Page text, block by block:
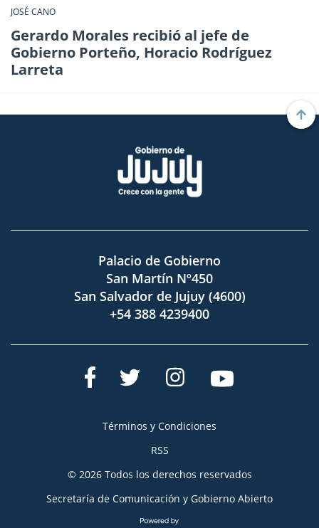
JOSÉ CANO
Gerardo Morales recibió al jefe de
Gobierno Porteño, Horacio Rodríguez
Larreta
Palacio de Gobierno
San Martín Nº450
San Salvador de Jujuy (4600)
+54 388 4239400
Términos y Condiciones
RSS
© 2026 Todos los derechos reservados
Secretaría de Comunicación y Gobierno Abierto